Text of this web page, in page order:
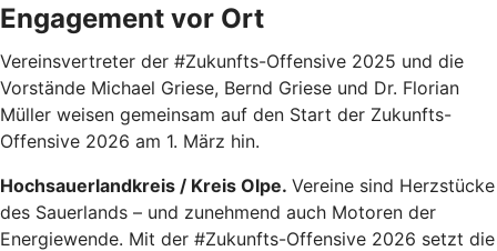
Engagement vor Ort
Vereinsvertreter der #Zukunfts-Offensive 2025 und die
Vorstände Michael Griese, Bernd Griese und Dr. Florian
Müller weisen gemeinsam auf den Start der Zukunfts-
Offensive 2026 am 1. März hin.
Hochsauerlandkreis / Kreis Olpe. Vereine sind Herzstücke
des Sauerlands – und zunehmend auch Motoren der
Energiewende. Mit der #Zukunfts-Offensive 2026 setzt die